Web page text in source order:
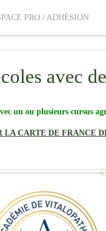
PRO / ADHÉSION
avec
un ou plusieurs cursus
LA CARTE DE FRANCE